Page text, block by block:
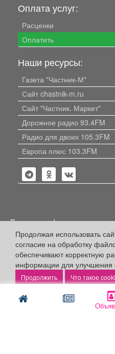
Продолжая использовать
согласие на обработку
обеспечивают корректную
информации для улучшения
Что такое
Оплата услуг:
Расценки
Оплатить
Наши ресурсы:
Газета "Частник-М"
Сайт chastnik-m.ru
Сайт "Частник. Маркет"
Дорожное радио 93.4FM
Радио для двоих 105.3FM
Европа плюс 103.3FM
Политика конфиденциальности
Публикации с пометкой
«Партнёрский проект»
Редакция сайта не несет
информации, содержащейся в
объявлениях.
ООО